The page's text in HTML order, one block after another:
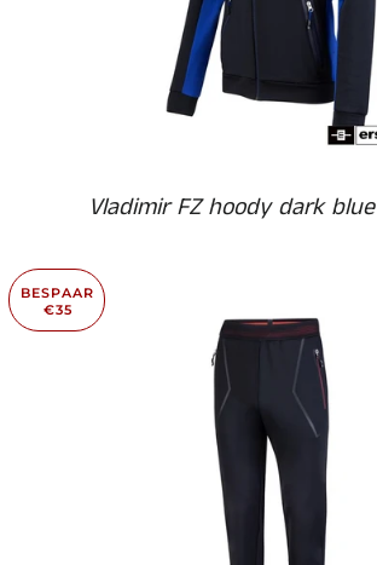
Vladimir FZ hoody dark blue
BESPAAR
€35